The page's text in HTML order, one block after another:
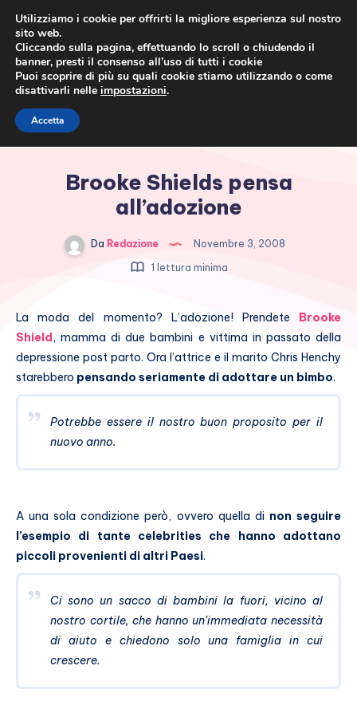
Brooke Shields pensa
all’adozione
Da Redazione
Novembre 3, 2008
1 lettura minima
La moda del momento? L’adozione! Prendete
Brooke
Shield , mamma di due bambini e vittima in passato della
depressione post parto. Ora l’attrice e il marito Chris Henchy
starebbero pensando seriamente di adottare un bimbo.
Potrebbe essere il nostro buon proposito per il
nuovo anno.
A una sola condizione però, ovvero quella di non seguire
l’esempio di tante celebrities che hanno adottano
piccoli provenienti di altri Paesi.
Ci sono un sacco di bambini la fuori, vicino al
nostro cortile, che hanno un’immediata necessità
di aiuto e chiedono solo una famiglia in cui
crescere.
Utilizziamo i cookie per offrirti la migliore esperienza sul nostro
sito web.
Cliccando sulla pagina, effettuando lo scroll o chiudendo il
banner, presti il consenso all’uso di tutti i cookie
Puoi scoprire di più su quali cookie stiamo utilizzando o come
disattivarli nelle impostazioni.
Accetta